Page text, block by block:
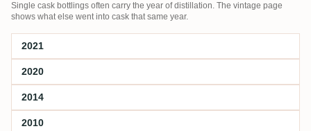
Single cask bottlings often carry the year of distillation. The vintage page
shows what else went into cask that same year.
2021
2020
2014
2010